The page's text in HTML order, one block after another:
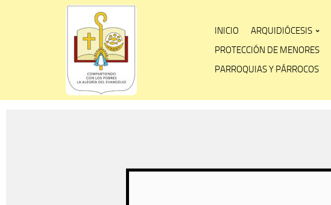
INICIO ARQUIDIÓCESIS
PROTECCIÓN DE MENORES
PARROQUIAS Y PÁRROCOS